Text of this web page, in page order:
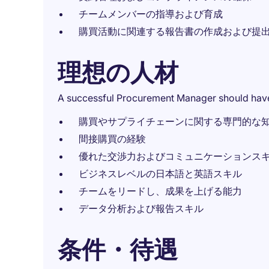
チームメンバーの指導および育成
購買活動に関連する報告書の作成および提出
理想の人材
A successful Procurement Manager should
購買やサプライチェーンに関する専門的な
間接購買の経験
優れた交渉力およびコミュニケーションス
ビジネスレベルの日本語と英語スキル
チームをリードし、成果を上げる能力
データ分析および報告スキル
条件・待遇